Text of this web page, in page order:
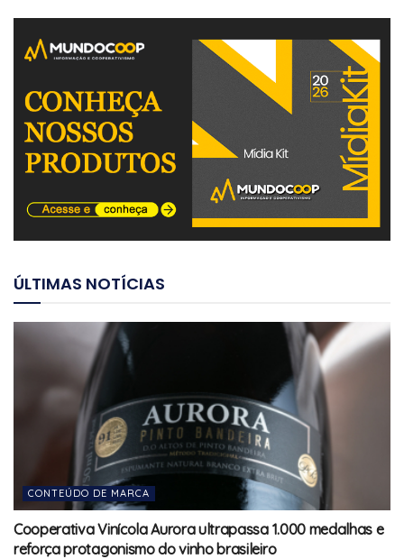
ÚLTIMAS NOTÍCIAS
CONTEÚDO DE MARCA
Cooperativa Vinícola Aurora ultrapassa 1.000 medalhas e
reforça protagonismo do vinho brasileiro